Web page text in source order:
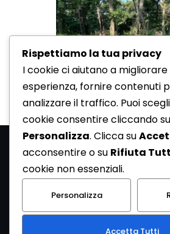
Rispettiamo la tua privacy
I cookie ci aiutano a
esperienza, fornire contenuti
analizzare il traffico. Puoi
cookie consentire cliccando su
Personalizza. Clicca su
acconsentire o su Rifiuta
cookie non essenziali.
Personalizza
Accetta Tutti